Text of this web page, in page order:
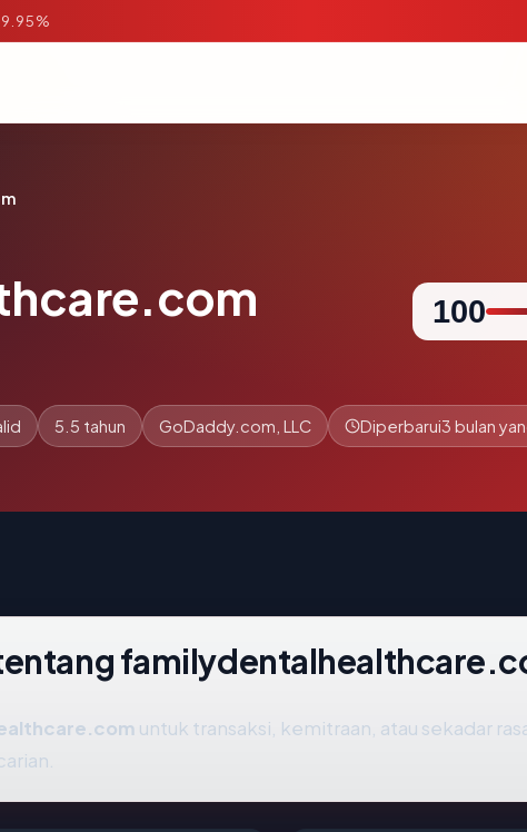
100
5.5 tahun GoDaddy.com, LLC Diperbarui3 bulan
untuk transaksi, kemitraan, atau sekadar